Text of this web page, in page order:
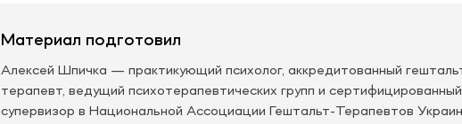
Материал подготовил
Алексей Шпичка — практикующий психолог, аккредитованный
терапевт, ведущий психотерапевтических групп и сертифицированный
супервизор в Национальной Ассоциации Гештальт-Терапевтов